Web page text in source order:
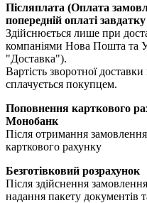
Післяплата (Оплата
попередній оплаті
Здійснюється лише при
компаніями Нова Пошта та
"Доставка").
Вартість зворотної
сплачується покупцем.
Поповнення карткового
Монобанк
Після отримання
карткового рахунку
Безготівковий розрахунок
Після здійснення
надання пакету документів